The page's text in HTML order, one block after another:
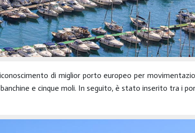
di miglior porto europeo per
e cinque moli. In seguito, è stato inserito tra i